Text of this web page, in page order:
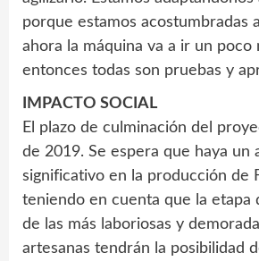
porque estamos acostumbradas
ahora la máquina va a ir un poco
entonces todas son pruebas y
IMPACTO SOCIAL
El plazo de culminación del
de 2019. Se espera que haya un
significativo en la producción de
teniendo en cuenta que la etapa
de las más laboriosas y
artesanas tendrán la posibilidad